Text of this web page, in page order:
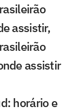
assistir,
assistir
horário e